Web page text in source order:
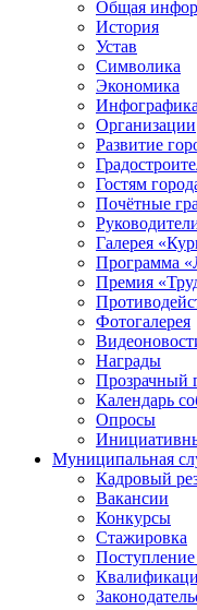
Общая
История
Устав
Символика
Экономика
Инфографика
Организации
Развитие
Гостям
Почётные
Галерея
Программа
Премия
Фотогалерея
Награды
Прозрачный
Календарь
Опросы
Муниципальная
Кадровый
Вакансии
Конкурсы
Стажировка